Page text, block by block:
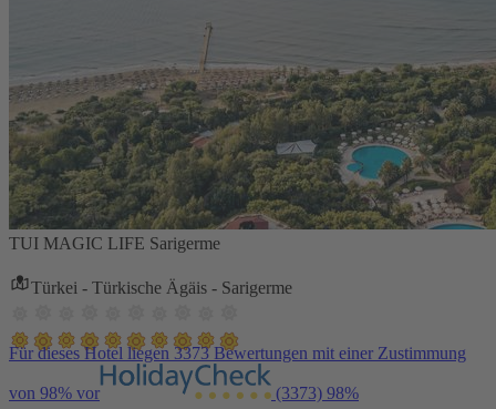
TUI MAGIC LIFE Sarigerme
Türkei - Türkische Ägäis - Sarigerme
Für dieses Hotel liegen 3373 Bewertungen mit einer Zustimmung
von 98% vor (3373) 98%